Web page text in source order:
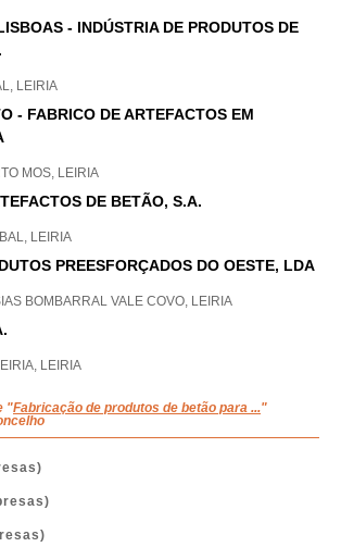
- INDÚSTRIA DE PRODUTOS DE
LEIRIA
- FABRICO DE ARTEFACTOS EM
MOS, LEIRIA
DE BETÃO, S.A.
LEIRIA
PREESFORÇADOS DO OESTE, LDA
BOMBARRAL VALE COVO, LEIRIA
LEIRIA
"Fabricação de produtos de betão para ..."